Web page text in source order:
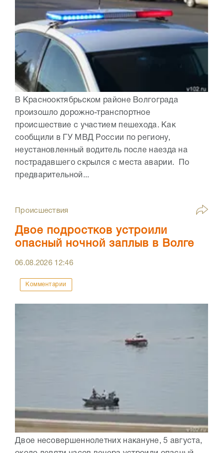
В Краснооктябрьском районе Волгограда
произошло дорожно-транспортное
происшествие с участием пешехода. Как
сообщили в ГУ МВД России по региону,
неустановленный водитель после наезда на
пострадавшего скрылся с места аварии. По
предварительной...
Происшествия
Двое подростков устроили
опасный ночной заплыв в Волге
06.08.2026 12:46
Комментарии
Двое несовершеннолетних накануне, 5 августа,